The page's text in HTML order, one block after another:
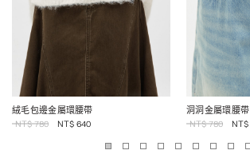
絨毛包邊金屬環腰帶
NT$ 780 NT$ 640
洞洞金屬環腰帶
NT$ 780 NT$